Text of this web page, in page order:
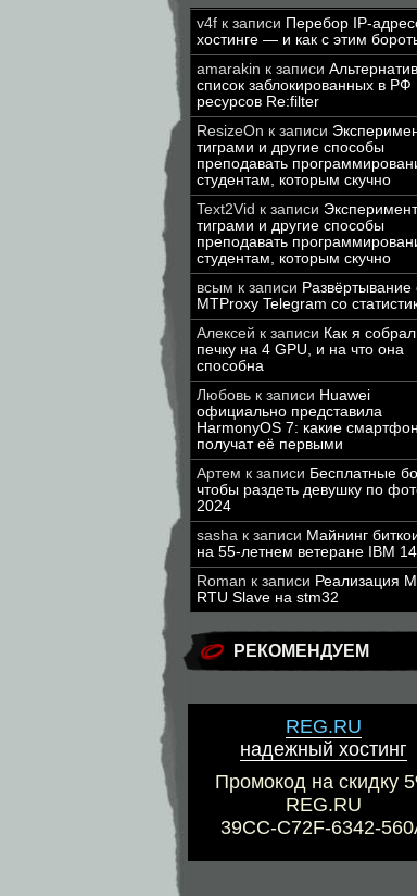
v4f к записи Перебор IP-
хостинге — и как с этим
amarakin к записи
список заблокированных в РФ
ресурсов Re:filter
ResizeOn к записи
тиграми и другие способы
преподавать
студентам, которым скучно
Text2Vid к записи
тиграми и другие способы
преподавать
студентам, которым скучно
всым к записи Развёртывание
MTProxy Telegram со
Алексей к записи Как я
печку на 4 GPU, и на что она
способна
Любовь к записи Huawei
официально представила
HarmonyOS 7: какие
получат её первыми
Артем к записи Бесплатные
чтобы раздеть девушку по
2024
sasha к записи Майнинг
на 55-летнем ветеране IBM
Roman к записи Реализация
RTU Slave на stm32
РЕКОМЕНДУЕМ
REG.RU
надежный хостинг
Промокод на скидку
REG.RU
39CC-C72F-6342-